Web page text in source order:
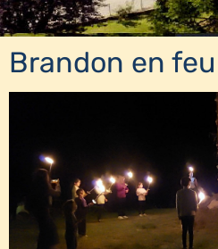
Brandon en feu